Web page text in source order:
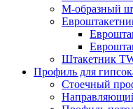
М-образный
Штакетник
Профиль для
Стоечный